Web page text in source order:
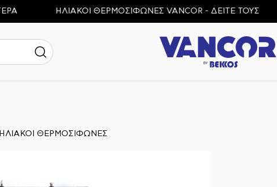
ΗΛΙΑΚΟΙ ΘΕΡΜΟΣΙΦΩΝΕΣ VANCOR - ΔΕΙΤΕ ΤΟΥΣ
ΗΛΙΑΚΟΙ ΘΕΡΜΟΣΙΦΩΝΕΣ